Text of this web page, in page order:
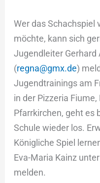
Wer das Schachspiel
möchte, kann sich
Jugendleiter Gerhard
(regna@gmx.de)
Jugendtrainings am
in der Pizzeria
Pfarrkirchen, geht es
Schule wieder los.
Königliche Spiel
Eva-Maria Kainz
melden.